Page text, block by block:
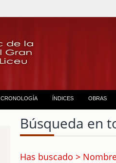
CRONOLOGÍA ÍNDICES OBRAS
Búsqueda en
Has buscado >